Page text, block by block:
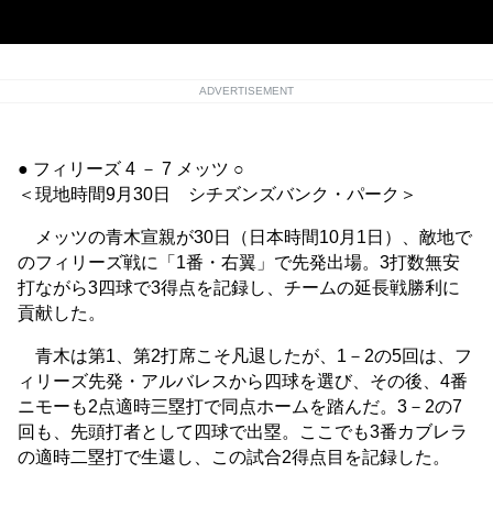
ADVERTISEMENT
● フィリーズ 4 － 7 メッツ ○
＜現地時間9月30日 シチズンズバンク・パーク＞
メッツの青木宣親が30日（日本時間10月1日）、敵地で
のフィリーズ戦に「1番・右翼」で先発出場。3打数無安
打ながら3四球で3得点を記録し、チームの延長戦勝利に
貢献した。
青木は第1、第2打席こそ凡退したが、1－2の5回は、フ
ィリーズ先発・アルバレスから四球を選び、その後、4番
ニモーも2点適時三塁打で同点ホームを踏んだ。3－2の7
回も、先頭打者として四球で出塁。ここでも3番カブレラ
の適時二塁打で生還し、この試合2得点目を記録した。